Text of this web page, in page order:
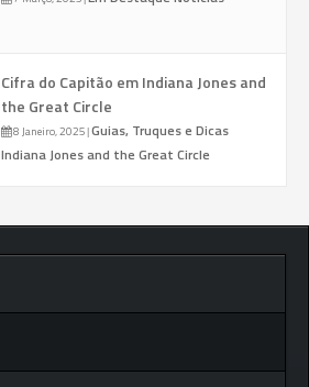
Cifra do Capitão em Indiana Jones and
the Great Circle
8 Janeiro, 2025|Guias, Truques e Dicas
Indiana Jones and the Great Circle